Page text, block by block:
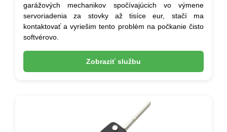
garážových mechanikov spočívajúcich vo výmene
servoriadenia za stovky až tisíce eur, stačí ma
kontaktovať a vyriešim tento problém na počkanie čisto
softvérovo.
Zobraziť službu